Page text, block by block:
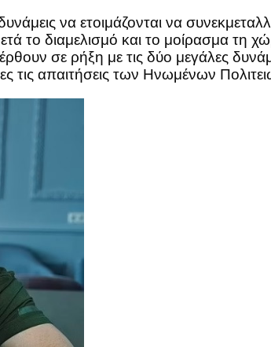
να ετοιμάζονται να
το διαμελισμό και το μοίρασμα τη
σε ρήξη με τις δύο μεγάλες
απαιτήσεις των Ηνωμένων